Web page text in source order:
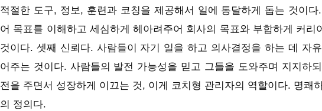
적절한 도구, 정보, 훈련과 코칭을 제공해서 일에 통달하게 돕는 것이다
어 목표를 이해하고 세심하게 헤아려주어 회사의 목표와 부합하게 커리
것이다. 셋째 신뢰다. 사람들이 자기 일을 하고 의사결정을 하는 데 자
어주는 것이다. 사람들의 발전 가능성을 믿고 그들을 도와주며 지지하
전을 주면서 성장하게 이끄는 것, 이게 코치형 관리자의 역할이다. 명쾌
의 정의다.